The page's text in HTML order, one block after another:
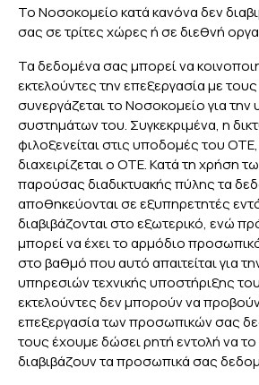
Το Νοσοκομείο κατά κανόνα δεν
σας σε τρίτες χώρες ή σε διεθνή
Τα δεδομένα σας μπορεί να
εκτελούντες την επεξεργασία με
συνεργάζεται το Νοσοκομείο για
συστημάτων του. Συγκεκριμένα, η
φιλοξενείται στις υποδομές του
διαχειρίζεται ο ΟΤΕ. Κατά τη χρήση
παρούσας διαδικτυακής πύλης τα
αποθηκεύονται σε εξυπηρετητές
διαβιβάζονται στο εξωτερικό, ενώ
μπορεί να έχει το αρμόδιο
στο βαθμό που αυτό απαιτείται για
υπηρεσιών τεχνικής υποστήριξης
εκτελούντες δεν μπορούν να
επεξεργασία των προσωπικών σας
τους έχουμε δώσει ρητή εντολή να
διαβιβάζουν τα προσωπικά σας